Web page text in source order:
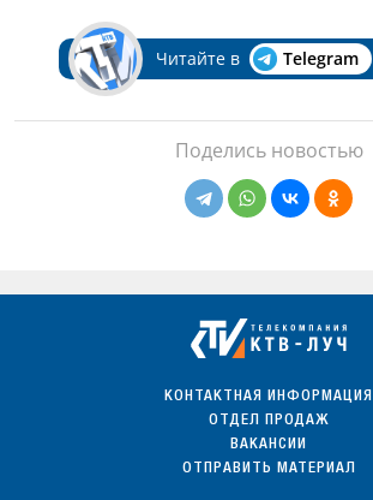
Читайте в Telegram
Поделись новостью
КОНТАКТНАЯ ИНФОРМАЦИЯ
ОТДЕЛ ПРОДАЖ
ВАКАНСИИ
ОТПРАВИТЬ МАТЕРИАЛ